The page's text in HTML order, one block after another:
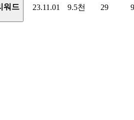
워드 23.11.01 9.5천 29 9